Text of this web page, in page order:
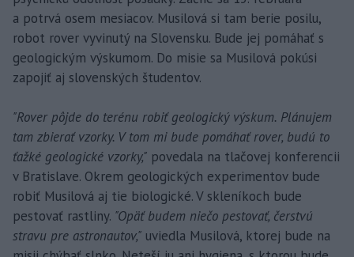
a potrvá osem mesiacov. Musilová si tam berie posilu,
robot rover vyvinutý na Slovensku. Bude jej pomáhať s
geologickým výskumom. Do misie sa Musilová pokúsi
zapojiť aj slovenských študentov.
"Rover pôjde do terénu robiť geologický výskum. Plánujem
tam zbierať vzorky. V tom mi bude pomáhať rover, budú to
ťažké geologické vzorky," povedala na tlačovej konferencii
v Bratislave. Okrem geologických experimentov bude
robiť Musilová aj tie biologické. V skleníkoch bude
pestovať rastliny. "Opäť budem niečo pestovať, čerstvú
stravu pre astronautov," uviedla Musilová, ktorej bude na